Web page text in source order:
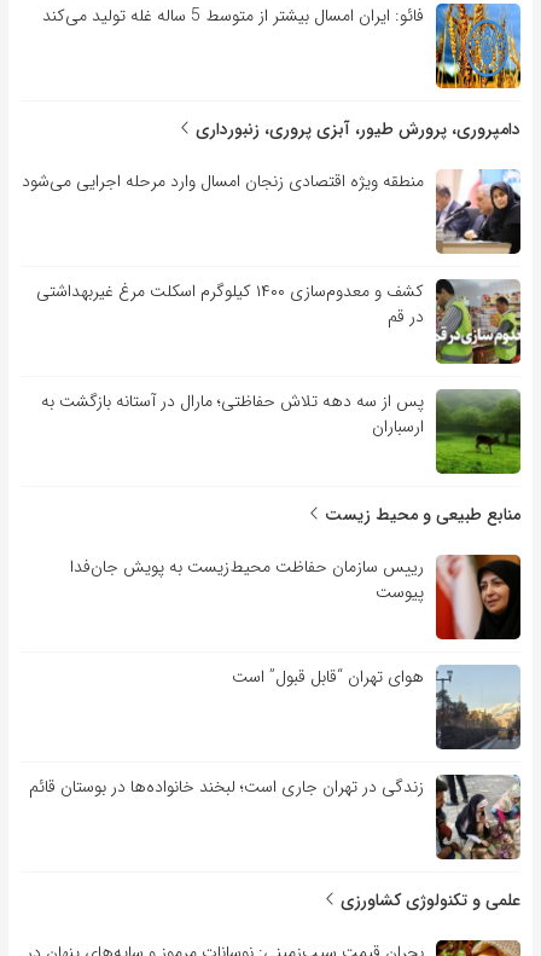
فائو: ایران امسال بیشتر از متوسط 5 ساله غله تولید می‌کند
دامپروری، پرورش طیور، آبزی پروری، زنبورداری
منطقه ویژه اقتصادی زنجان امسال وارد مرحله اجرایی می‌شود
کشف و معدوم‌سازی ۱۴۰۰ کیلوگرم اسکلت مرغ غیربهداشتی
در قم
پس از سه دهه تلاش حفاظتی؛ مارال در آستانه بازگشت به
ارسباران
منابع طبیعی و محیط زیست
رییس سازمان حفاظت محیط‌زیست به پویش جان‌فدا
پیوست
هوای تهران “قابل قبول” است
زندگی در تهران جاری است؛ لبخند خانواده‌ها در بوستان قائم
علمی و تکنولوژی کشاورزی